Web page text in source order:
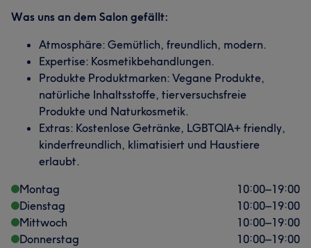
Was uns an dem Salon gefällt:
Atmosphäre: Gemütlich, freundlich, modern.
Expertise: Kosmetikbehandlungen.
Produkte Produktmarken: Vegane Produkte,
natürliche Inhaltsstoffe, tierversuchsfreie
Produkte und Naturkosmetik.
Extras: Kostenlose Getränke, LGBTQIA+ friendly,
kinderfreundlich, klimatisiert und Haustiere
erlaubt.
Montag
10:00–19:00
Dienstag
10:00–19:00
Mittwoch
10:00–19:00
Donnerstag
10:00–19:00